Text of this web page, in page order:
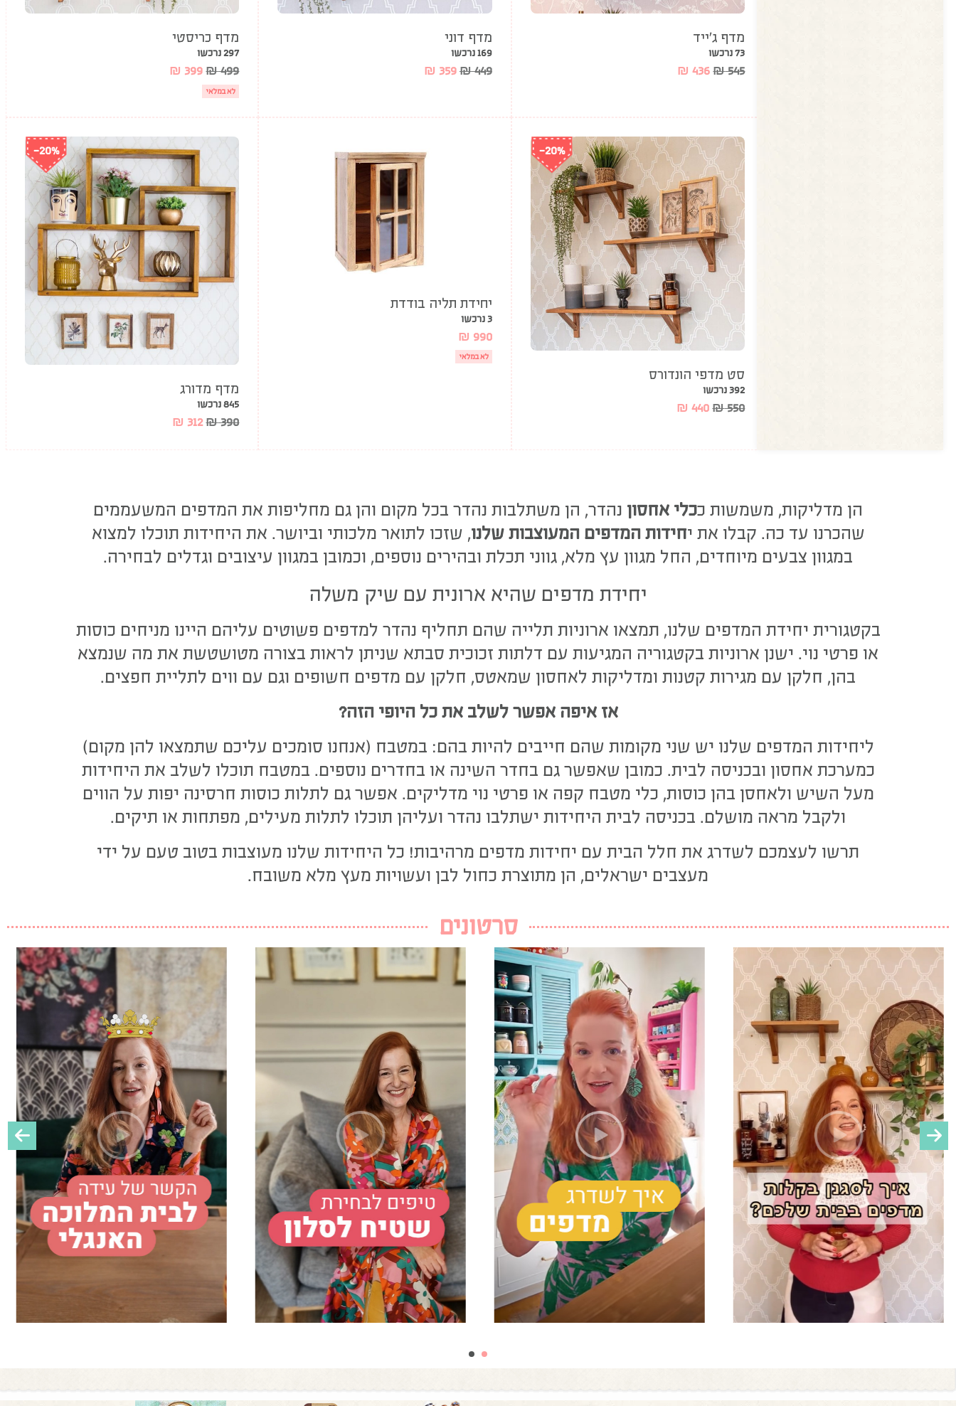
מדף ג’ייד
73 נרכשו
₪545
₪ 436
מדף דוני
169 נרכשו
₪449
₪ 359
מדף כריסטי
297 נרכשו
₪499
₪ 399
לא במלאי
-20%
סט מדפי הונדורס
392 נרכשו
₪550
₪ 440
יחידת תליה בודדת
3 נרכשו
₪ 990
לא במלאי
-20%
מדף מדורג
845 נרכשו
₪390
₪ 312
הן מדליקות, משמשות ככלי אחסון נהדר, הן משתלבות נהדר בכל מקום והן גם מחליפות את המדפים המשעממים
שהכרנו עד כה. קבלו את יחידות המדפים המעוצבות שלנו, שזכו לתואר מלכותי וביושר. את היחידות תוכלו למצוא
במגוון צבעים מיוחדים, החל מגוון עץ מלא, גווני תכלת ובהירים נוספים, וכמובן במגוון עיצובים וגדלים לבחירה.
יחידת מדפים שהיא ארונית עם שיק משלה
בקטגורית יחידת המדפים שלנו, תמצאו ארוניות תלייה שהם תחליף נהדר למדפים פשוטים עליהם היינו מניחים כוסות
או פרטי נוי. ישנן ארוניות בקטגוריה המגיעות עם דלתות זכוכית סבתא שניתן לראות בצורה מטושטשת את מה שנמצא
בהן, חלקן עם מגירות קטנות ומדליקות לאחסון שמאטס, חלקן עם מדפים חשופים וגם עם ווים לתליית חפצים.
אז איפה אפשר לשלב את כל היופי הזה?
ליחידות המדפים שלנו יש שני מקומות שהם חייבים להיות בהם: במטבח (אנחנו סומכים עליכם שתמצאו להן מקום)
כמערכת אחסון ובכניסה לבית. כמובן שאפשר גם בחדר השינה או בחדרים נוספים. במטבח תוכלו לשלב את היחידות
מעל השיש ולאחסן בהן כוסות, כלי מטבח קפה או פרטי נוי מדליקים. אפשר גם לתלות כוסות חרסינה יפות על הווים
ולקבל מראה מושלם. בכניסה לבית היחידות ישתלבו נהדר ועליהן תוכלו לתלות מעילים, מפתחות או תיקים.
תרשו לעצמכם לשדרג את חלל הבית עם יחידות מדפים מרהיבות! כל היחידות שלנו מעוצבות בטוב טעם על ידי
מעצבים ישראלים, הן מתוצרת כחול לבן ועשויות מעץ מלא משובח.
סרטונים